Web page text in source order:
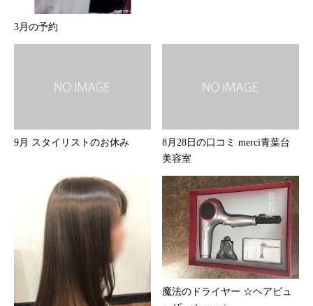
3月の予約
9月 スタイリストのお休み
8月28日の口コミ merci青葉台
美容室
魔法のドライヤー ☆ヘアビュ